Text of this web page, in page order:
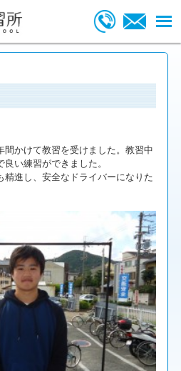
間かけて教習を受けました。教習中
い練習ができました。
精進し、安全なドライバーになりた